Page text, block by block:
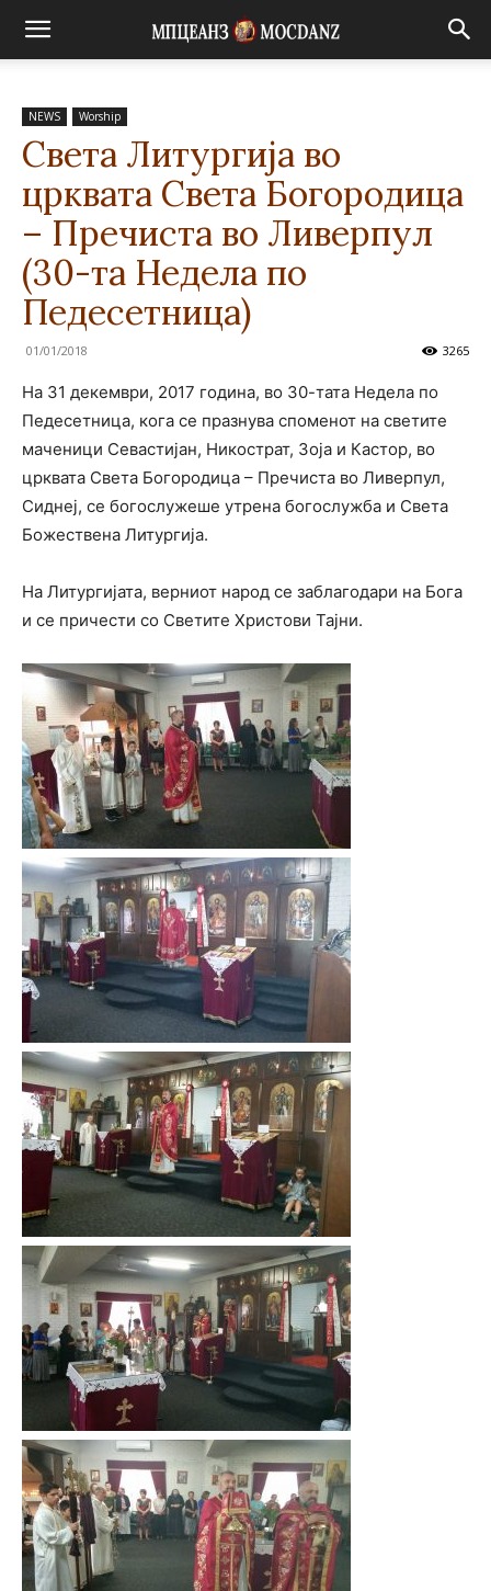
NEWS Worship
Света Литургија во
црквата Света Богородица
– Пречиста во Ливерпул
(30-та Недела по
Педесетница)
01/01/2018 3265
На 31 декември, 2017 година, во 30-тата Недела по
Педесетница, кога се празнува споменот на светите
маченици Севастијан, Никострат, Зоја и Кастор, во
црквата Света Богородица – Пречиста во Ливерпул,
Сиднеј, се богослужеше утрена богослужба и Света
Божествена Литургија.
На Литургијата, верниот народ се заблагодари на Бога
и се причести со Светите Христови Тајни.